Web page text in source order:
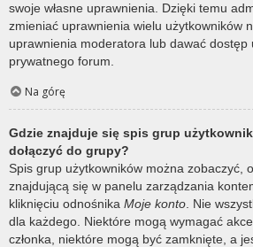
swoje własne uprawnienia. Dzięki temu
zmieniać uprawnienia wielu użytkowników
uprawnienia moderatora lub dawać dostęp
prywatnego forum.
Na górę
Gdzie znajduje się spis grup
dołączyć do grupy?
Spis grup użytkowników można zobaczyć,
znajdującą się w panelu zarządzania
kliknięciu odnośnika Moje konto . Nie
dla każdego. Niektóre mogą wymagać
członka, niektóre mogą być zamknięte, a